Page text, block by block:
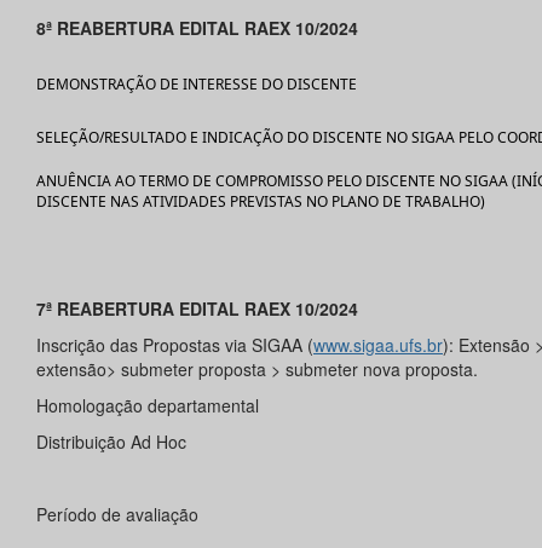
8ª REABERTURA EDITAL RAEX 10/2024
DEMONSTRAÇÃO DE INTERESSE DO DISCENTE
SELEÇÃO/RESULTADO E INDICAÇÃO DO DISCENTE NO SIGAA PELO
ANUÊNCIA AO TERMO DE COMPROMISSO PELO DISCENTE NO SIGAA
DISCENTE NAS ATIVIDADES PREVISTAS NO PLANO DE TRABALHO)
7ª REABERTURA EDITAL RAEX 10/2024
Inscrição das Propostas via SIGAA (www.sigaa.ufs.br): Extensão
extensão> submeter proposta > submeter nova proposta.
Homologação departamental
Distribuição Ad Hoc
Período de avaliação